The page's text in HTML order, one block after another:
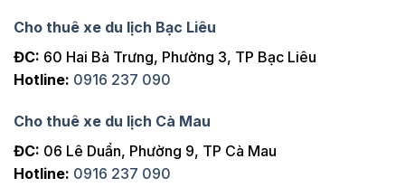
Cho thuê xe du lịch Bạc Liêu
ĐC: 60 Hai Bà Trưng, Phường 3, TP Bạc Liêu
Hotline: 0916 237 090
Cho thuê xe du lịch Cà Mau
ĐC: 06 Lê Duẩn, Phường 9, TP Cà Mau
Hotline: 0916 237 090